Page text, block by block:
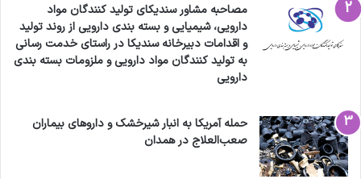
مصاحبه مشاور سندیکای تولید کنندگان مواد
دارویی، شیمیایی و بسته بندی دارویی از روند تولید
و اقدامات دبیرخانه سندیکا در راستای خدمت رسانی
به تولید کنندگان مواد دارویی و ملزومات بسته بندی
دارویی
حمله آمریکا به انبار شیرخشک و داروهای بیماران
صعب‌العلاج در همدان